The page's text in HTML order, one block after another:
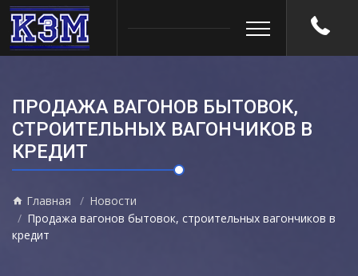
ПРОДАЖА ВАГОНОВ БЫТОВОК,
СТРОИТЕЛЬНЫХ ВАГОНЧИКОВ В
КРЕДИТ
Главная
Новости
Продажа вагонов бытовок, строительных вагончиков в
кредит